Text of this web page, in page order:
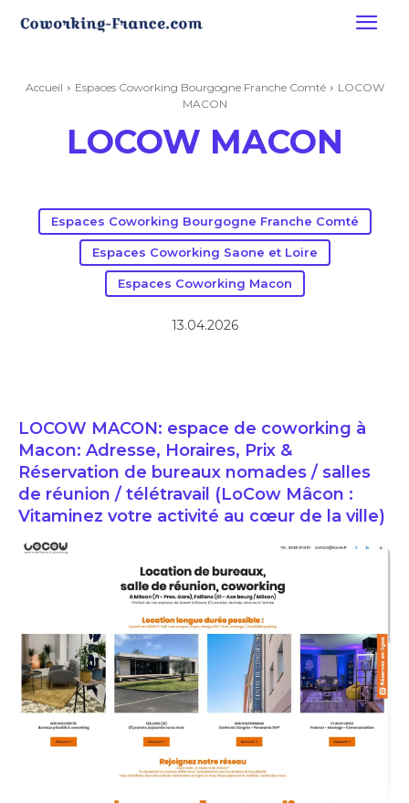
Accueil Espaces Coworking Bourgogne Franche Comté
LOCOW
MACON
LOCOW MACON
Espaces Coworking Bourgogne Franche Comté
Espaces Coworking Saone et Loire
Espaces Coworking Macon
13.04.2026
LOCOW MACON: espace de coworking à
Macon: Adresse, Horaires, Prix &
Réservation de bureaux nomades / salles
de réunion / télétravail (LoCow Mâcon :
Vitaminez votre activité au cœur de la ville)